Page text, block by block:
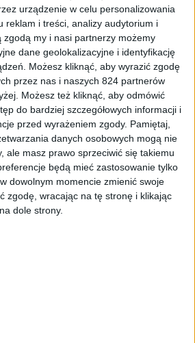
urządzenie w celu personalizowania
reklam i treści, analizy audytorium i
zgodą my i nasi partnerzy możemy
dane geolokalizacyjne i identyfikację
Możesz kliknąć, aby wyrazić zgodę
przez nas i naszych 824 partnerów
Możesz też kliknąć, aby odmówić
do bardziej szczegółowych informacji i
przed wyrażeniem zgody. Pamiętaj,
danych osobowych mogą nie
ale masz prawo sprzeciwić się takiemu
będą mieć zastosowanie tylko
dowolnym momencie zmienić swoje
zgodę, wracając na tę stronę i klikając
dole strony.
wentylator Xiaomi
w tym